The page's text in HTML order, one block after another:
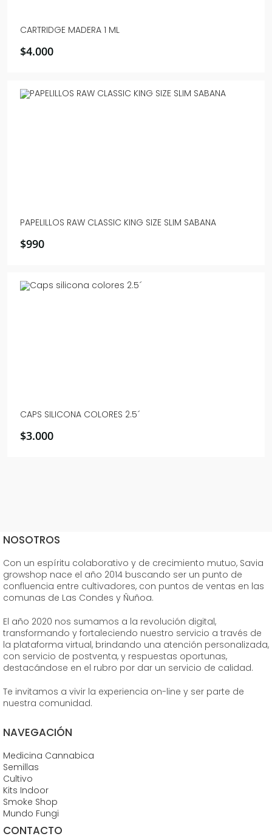
CARTRIDGE MADERA 1 ML
$4.000
PAPELILLOS RAW CLASSIC KING SIZE SLIM SABANA
$990
CAPS SILICONA COLORES 2.5´
$3.000
NOSOTROS
Con un espíritu colaborativo y de crecimiento mutuo, Savia
growshop nace el año 2014 buscando ser un punto de
confluencia entre cultivadores, con puntos de ventas en las
comunas de Las Condes y Ñuñoa.
El año 2020 nos sumamos a la revolución digital,
transformando y fortaleciendo nuestro servicio a través de
la plataforma virtual, brindando una atención personalizada,
con servicio de postventa, y respuestas oportunas,
destacándose en el rubro por dar un servicio de calidad.
Te invitamos a vivir la experiencia on-line y ser parte de
nuestra comunidad.
NAVEGACIÓN
Medicina Cannabica
Semillas
Cultivo
Kits Indoor
Smoke Shop
Mundo Fungi
CONTACTO